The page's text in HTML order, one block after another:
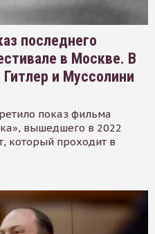
последнего
в Москве. В
и Муссолини
показ фильма
вышедшего в 2022
который проходит в